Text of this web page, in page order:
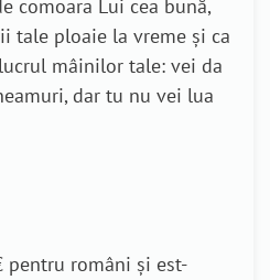
comoara Lui cea bună,
tale ploaie la vreme şi ca
mâinilor tale: vei da
dar tu nu vei lua
pentru români și est-